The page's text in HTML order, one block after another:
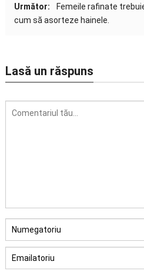
Următor:
Femeile rafinate
cum să asorteze hainele.
Lasă un răspuns